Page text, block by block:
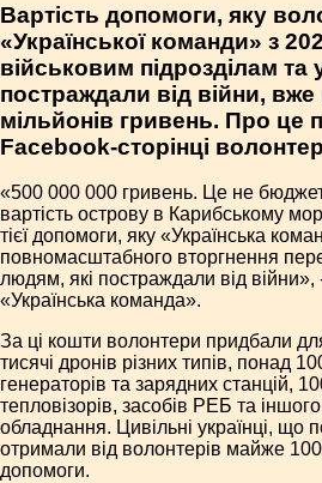
Вартість допомоги, яку
«Української команди» з
військовим підрозділам та
постраждали від війни,
мільйонів гривень. Про це
Facebook-сторінці
«500 000 000 гривень. Це не
вартість острову в Карибському
тієї допомоги, яку «Українська
повномасштабного вторгнення
людям, які постраждали від війни»,
«Українська команда».
За ці кошти волонтери придбали
тисячі дронів різних типів, понад
генераторів та зарядних станцій,
тепловізорів, засобів РЕБ та
обладнання. Цивільні українці, що
отримали від волонтерів майже
допомоги.